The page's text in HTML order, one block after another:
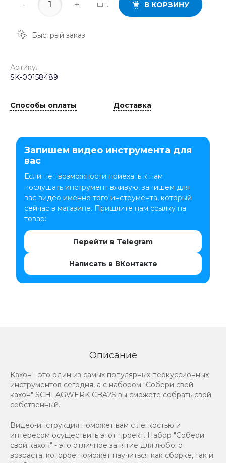
- + шт. В КОРЗИНУ
Быстрый заказ
Артикул
SK-00158489
Способы оплаты Доставка
Запишем видео инструмента для
вас
Если нет возможности приехать к нам
послушать инструмент вживую, запишем для
вас видео именно того инструмента, который
сейчас в магазине. Пришлите нам ссылку на
товар:
Перейти в Telegram
Написать в ВКонтакте
Описание
Кахон - это один из самых популярных перкуссионных
инструментов сегодня, а с набором "Собери свой
кахон" SCHLAGWERK CBA2S вы сможете собрать свой
собственный.
Видео-инструкция поможет вам с легкостью и
интересом осуществить этот проект. Набор "Собери
свой кахон" - это отличное занятие для любого
возраста, которое поможет научиться как сборке, так и